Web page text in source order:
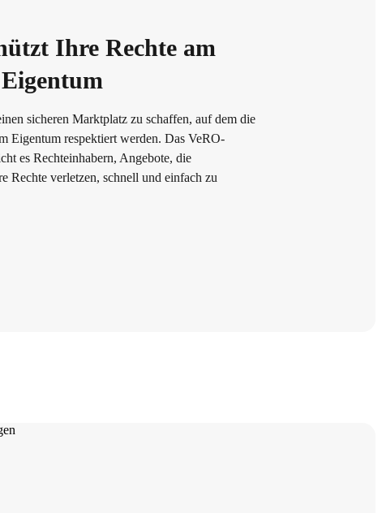
Ihre Rechte am
sicheren Marktplatz zu schaffen, auf dem die
Eigentum respektiert werden. Das VeRO-
es Rechteinhabern, Angebote, die
Rechte verletzen, schnell und einfach zu